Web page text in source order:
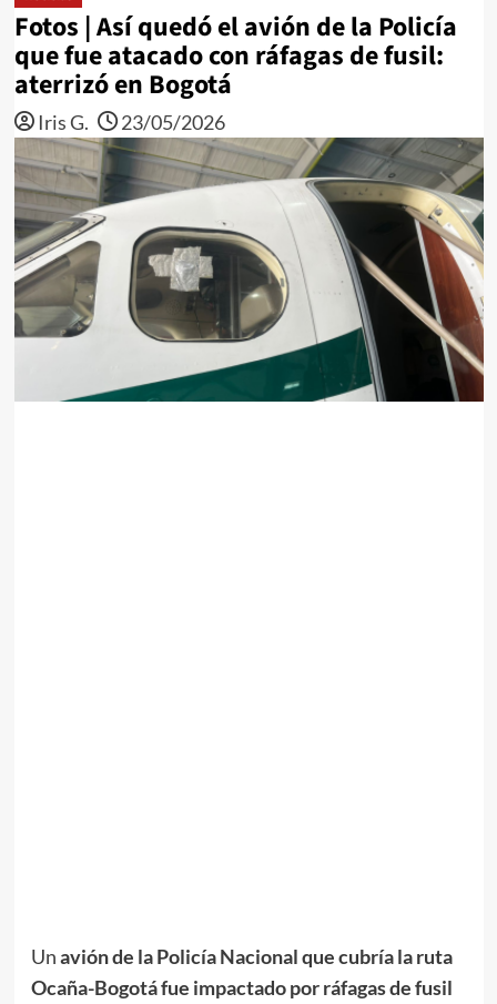
Fotos | Así quedó el avión de la Policía
que fue atacado con ráfagas de fusil:
aterrizó en Bogotá
Iris G. 23/05/2026
Unavión de la Policía Nacional que cubría la ruta
Ocaña-Bogotá fue impactado por ráfagas de fusil